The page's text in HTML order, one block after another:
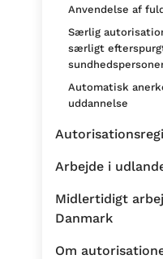
Anvendelse af
Særlig
særligt
Automatisk
uddannelse
Arbejde i
Midlertidigt
Danmark
Om